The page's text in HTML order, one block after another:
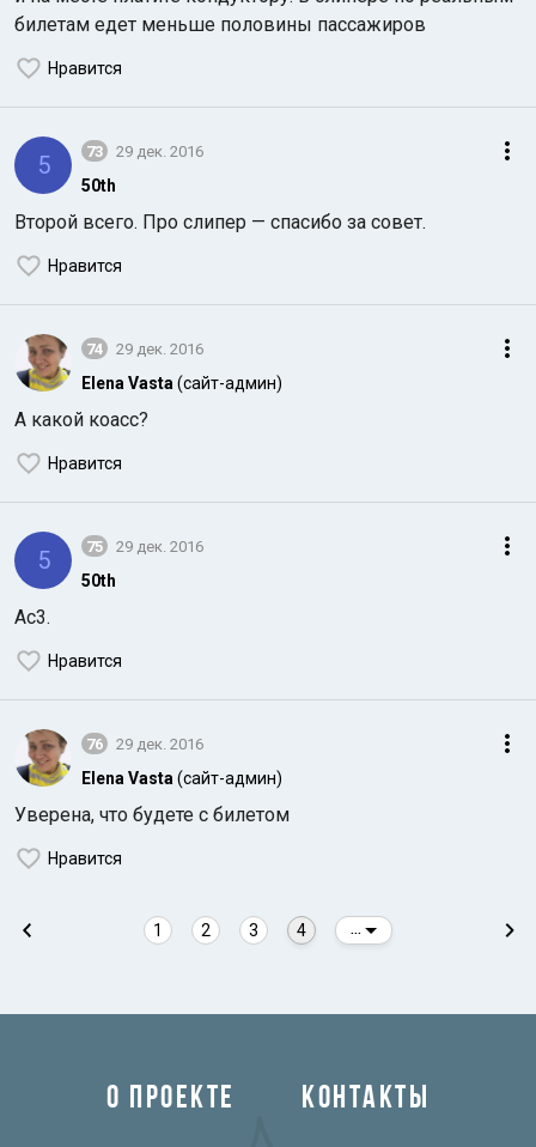
билетам едет меньше половины пассажиров
Нравится
5 73 29 дек. 2016
50th
Второй всего. Про слипер — спасибо за совет.
Нравится
74 29 дек. 2016
Elena Vasta (сайт-админ)
А какой коасс?
Нравится
5 75 29 дек. 2016
50th
Ас3.
Нравится
76 29 дек. 2016
Elena Vasta (сайт-админ)
Уверена, что будете с билетом
Нравится
1 2 3 4
О ПРОЕКТЕ КОНТАКТЫ